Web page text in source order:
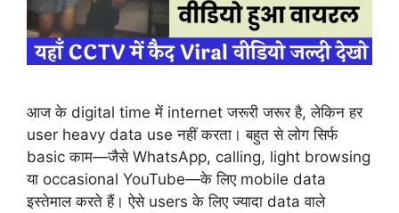
आज के digital time में internet जरूरी जरूर है, लेकिन हर
user heavy data use नहीं करता। बहुत से लोग सिर्फ
basic काम—जैसे WhatsApp, calling, light browsing
या occasional YouTube—के लिए mobile data
इस्तेमाल करते हैं। ऐसे users के लिए ज्यादा data वाले